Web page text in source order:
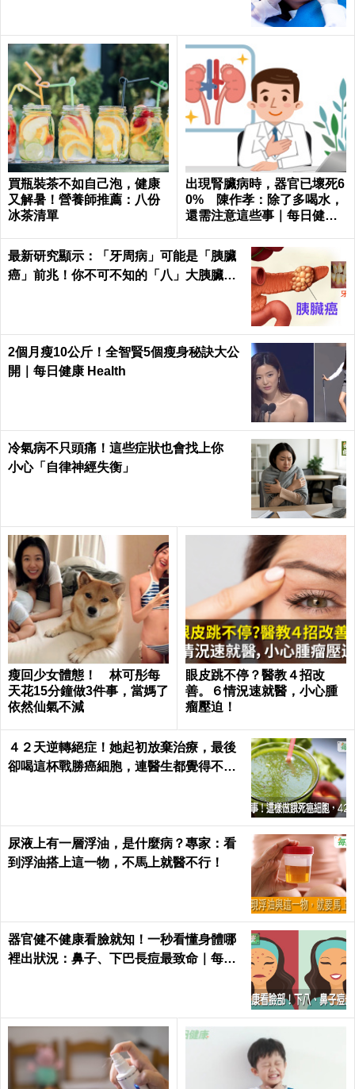
買瓶裝茶不如自己泡，健康
又解暑！營養師推薦：八份
冰茶清單
出現腎臟病時，器官已壞死6
0% 陳作孝：除了多喝水，
還需注意這些事｜每日健康
最新研究顯示：「牙周病」可能是「胰臟
癌」前兆！你不可不知的「八」大胰臟癌
2個月瘦10公斤！全智賢5個瘦身秘訣大公
開｜每日健康 Health
冷氣病不只頭痛！這些症狀也會找上你
小心「自律神經失衡」
瘦回少女體態！ 林可彤每
天花15分鐘做3件事，當媽了
依然仙氣不減
眼皮跳不停？醫教４招改
善。６情況速就醫，小心腫
瘤壓迫！
４２天逆轉絕症！她起初放棄治療，最後
卻喝這杯戰勝癌細胞，連醫生都覺得不可
尿液上有一層浮油，是什麼病？專家：看
到浮油搭上這一物，不馬上就醫不行！
器官健不健康看臉就知！一秒看懂身體哪
裡出狀況：鼻子、下巴長痘最致命｜每日